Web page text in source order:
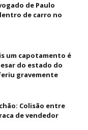
de Paulo
de carro no
um capotamento é
do estado do
gravemente
Colisão entre
de vendedor